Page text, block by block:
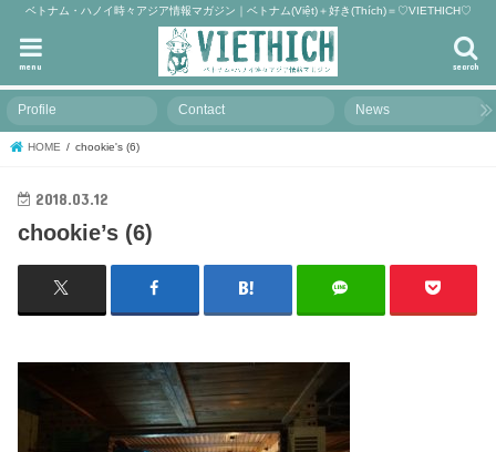
ベトナム・ハノイ時々アジア情報マガジン｜ベトナム(Việt)＋好き(Thích)＝♡VIETHICH♡
search
menu
Profile Contact News
HOME chookie's (6)
2018.03.12
chookie’s (6)